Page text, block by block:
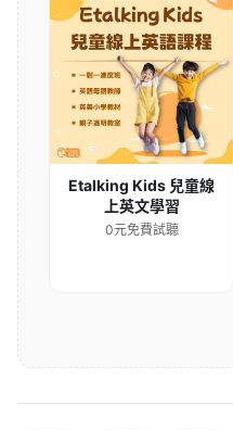
Etalking Kids 兒童線
上英文學習
0元免費試聽